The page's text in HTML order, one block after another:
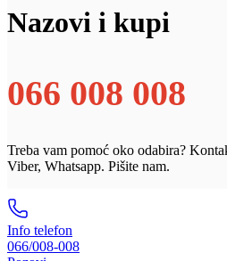
Nazovi i kupi
066 008 008
Treba vam pomoć oko odabira?
Viber, Whatsapp. Pišite nam.
Info telefon
066/008-008